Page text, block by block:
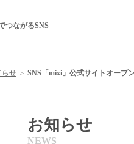
つながるSNS
らせ ＞ SNS「mixi」公式サイトオープ
お知らせ